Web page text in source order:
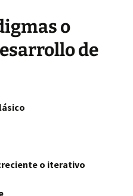
o
de
o iterativo